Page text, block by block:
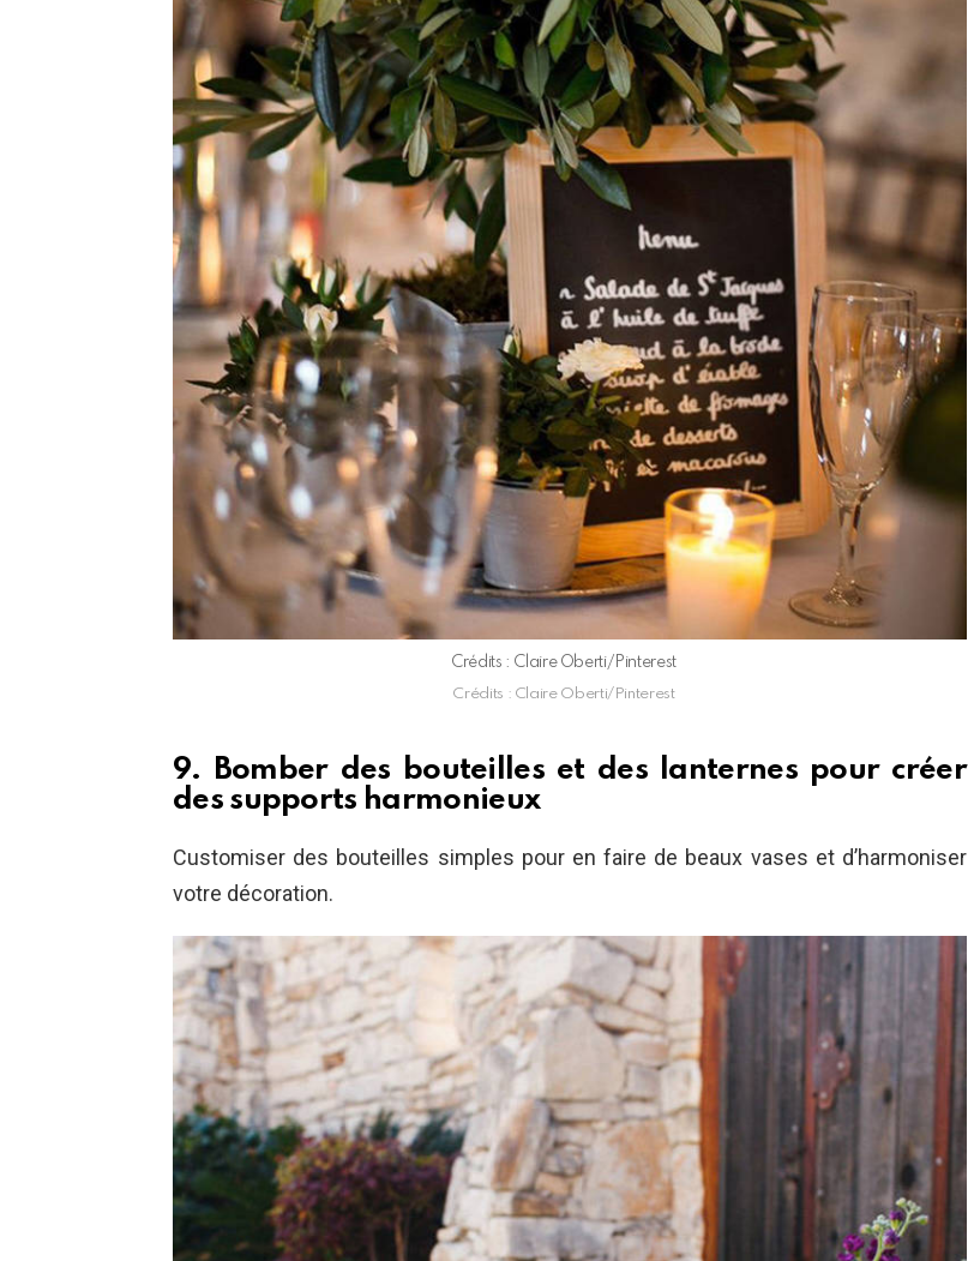
Crédits : Claire Oberti/Pinterest
Crédits : Claire Oberti/Pinterest
9. Bomber des bouteilles et des lanternes pour créer
des supports harmonieux
Customiser des bouteilles simples pour en faire de beaux vases et d’harmoniser
votre décoration.